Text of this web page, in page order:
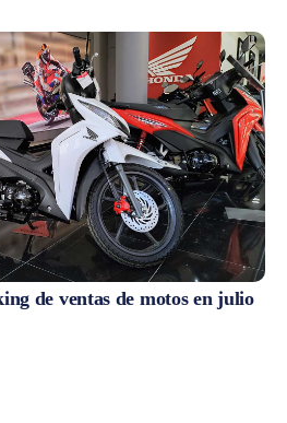
de ventas de motos en julio